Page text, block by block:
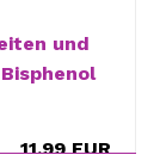
und
11,99 EUR